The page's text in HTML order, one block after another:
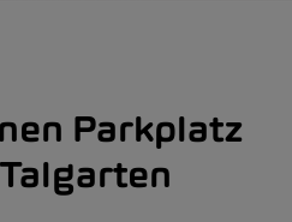
Parkplatz